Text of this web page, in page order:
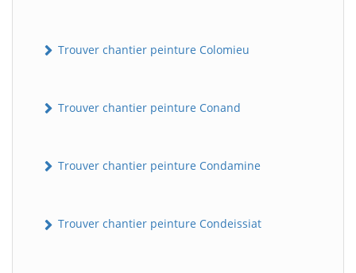
Trouver chantier peinture Colomieu
Trouver chantier peinture Conand
Trouver chantier peinture Condamine
Trouver chantier peinture Condeissiat